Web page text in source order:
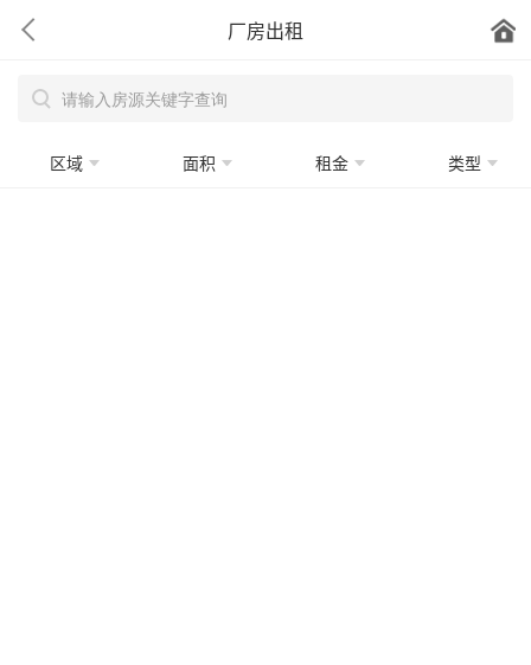
厂房出租
区域 面积 租金 类型